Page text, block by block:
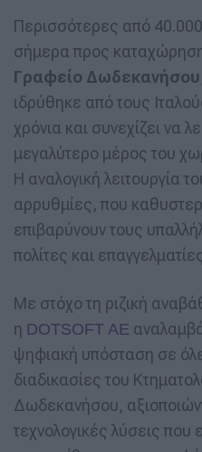
Περισσότερες από
σήμερα προς
Γραφείο Δωδεκανήσου
ιδρύθηκε από τους
χρόνια και συνεχίζει να
μεγαλύτερο μέρος του
Η αναλογική λειτουργία
αρρυθμίες, που
επιβαρύνουν τους
πολίτες και
Με στόχο τη ριζική
η DOTSOFT AE
ψηφιακή υπόσταση σε
διαδικασίες του
Δωδεκανήσου,
τεχνολογικές λύσεις που